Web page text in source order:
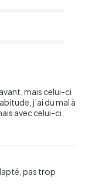
mais celui-ci
j’ai du mal à
avec celui-ci,
pas trop